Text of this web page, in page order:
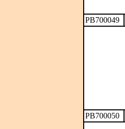
PB700049
PB700050